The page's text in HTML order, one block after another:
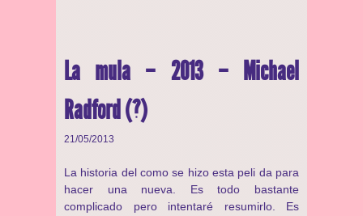
La mula – 2013 – Michael
Radford (?)
21/05/2013
La historia del como se hizo esta peli da para
hacer una nueva. Es todo bastante
complicado pero intentaré resumirlo. Es